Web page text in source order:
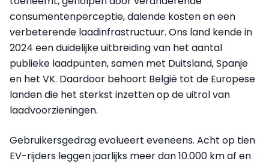
consumentenperceptie, dalende kosten en een
verbeterende laadinfrastructuur. Ons land kende in
2024 een duidelijke uitbreiding van het aantal
publieke laadpunten, samen met Duitsland, Spanje
en het VK. Daardoor behoort België tot de Europese
landen die het sterkst inzetten op de uitrol van
laadvoorzieningen.
Gebruikersgedrag evolueert eveneens. Acht op tien
EV-rijders leggen jaarlijks meer dan 10.000 km af en